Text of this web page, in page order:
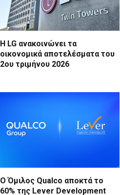
Η LG ανακοινώνει τα
οικονομικά αποτελέσματα του
2ου τριμήνου 2026
Ο Όμιλος Qualco αποκτά το
60% της Lever Development